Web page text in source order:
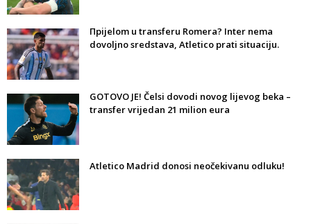
Прijelom u transferu Romera? Inter nema
dovoljno sredstava, Atletico prati situaciju.
GOTOVO JE! Čelsi dovodi novog lijevog beka –
transfer vrijedan 21 milion eura
Atletico Madrid donosi neočekivanu odluku!